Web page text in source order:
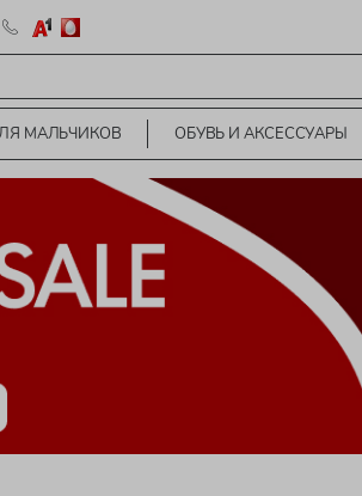
МАЛЬЧИКОВ ОБУВЬ И АКСЕССУАРЫ